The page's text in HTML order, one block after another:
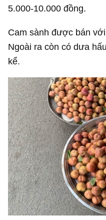
5.000-10.000 đồng.
Cam sành được bán
Ngoài ra còn có dưa
kể.